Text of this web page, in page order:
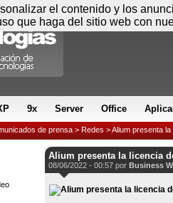
9x Server Office
de prensa > Redes > Alium presenta
Alium presenta la licencia
08/06/2022 - 00:57 por Business
el contenido y los
que haga del sitio web con